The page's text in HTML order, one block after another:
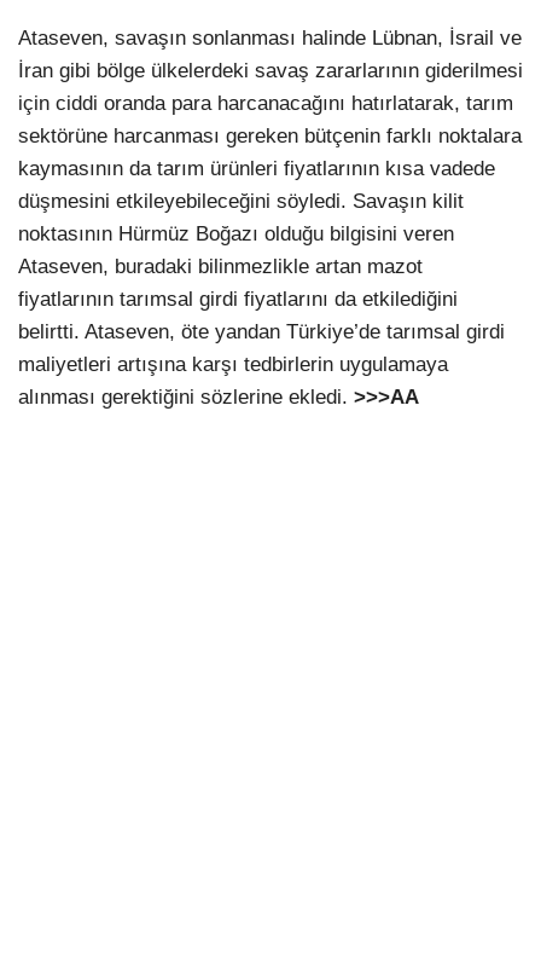
Ataseven, savaşın sonlanması halinde Lübnan, İsrail ve
İran gibi bölge ülkelerdeki savaş zararlarının giderilmesi
için ciddi oranda para harcanacağını hatırlatarak, tarım
sektörüne harcanması gereken bütçenin farklı noktalara
kaymasının da tarım ürünleri fiyatlarının kısa vadede
düşmesini etkileyebileceğini söyledi. Savaşın kilit
noktasının Hürmüz Boğazı olduğu bilgisini veren
Ataseven, buradaki bilinmezlikle artan mazot
fiyatlarının tarımsal girdi fiyatlarını da etkilediğini
belirtti. Ataseven, öte yandan Türkiye’de tarımsal girdi
maliyetleri artışına karşı tedbirlerin uygulamaya
alınması gerektiğini sözlerine ekledi. >>>AA